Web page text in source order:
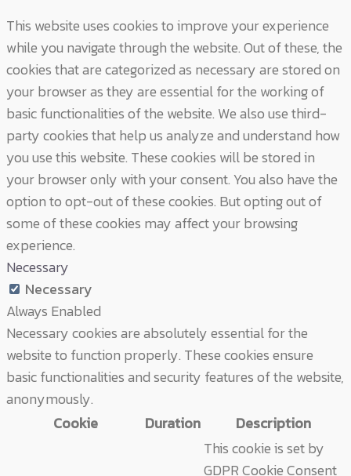
This website uses cookies to improve your experience
while you navigate through the website. Out of these, the
cookies that are categorized as necessary are stored on
your browser as they are essential for the working of
basic functionalities of the website. We also use third-
party cookies that help us analyze and understand how
you use this website. These cookies will be stored in
your browser only with your consent. You also have the
option to opt-out of these cookies. But opting out of
some of these cookies may affect your browsing
experience.
Necessary
Necessary
Always Enabled
Necessary cookies are absolutely essential for the
website to function properly. These cookies ensure
basic functionalities and security features of the website,
anonymously.
Cookie
Duration Description
This cookie is set by
GDPR Cookie Consent